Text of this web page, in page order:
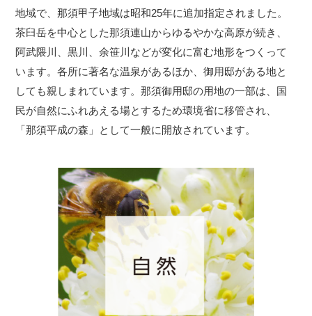
地域で、那須甲子地域は昭和25年に追加指定されました。
茶臼岳を中心とした那須連山からゆるやかな高原が続き、
阿武隈川、黒川、余笹川などが変化に富む地形をつくって
います。各所に著名な温泉があるほか、御用邸がある地と
しても親しまれています。那須御用邸の用地の一部は、国
民が自然にふれあえる場とするため環境省に移管され、
「那須平成の森」として一般に開放されています。